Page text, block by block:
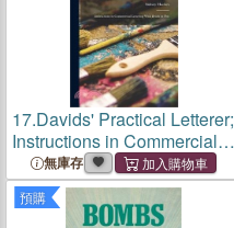
17.Davids' Practical Letterer;
Instructions in Commercial
Lettering With Brush or Pen
無庫存
預購